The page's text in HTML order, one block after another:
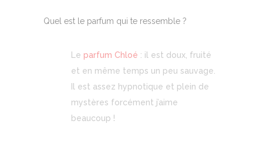
Quel est le parfum qui te ressemble ?
Le parfum Chloé : il est doux, fruité
et en même temps un peu sauvage.
Il est assez hypnotique et plein de
mystères forcément j’aime
beaucoup !